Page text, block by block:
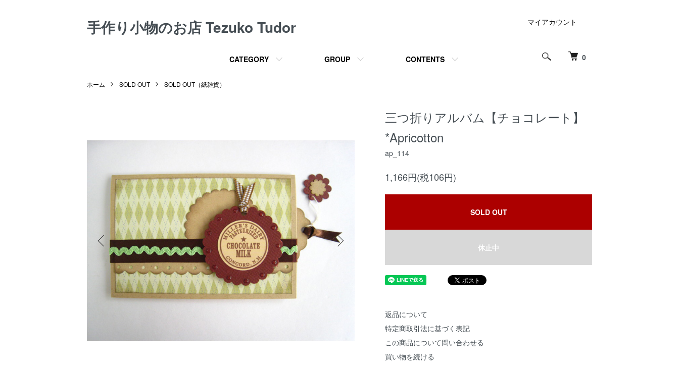
手作り小物のお店 Tezuko Tudor
0
CATEGORY GROUP CONTENTS
マイアカウント
ホーム SOLD OUT SOLD OUT（紙雑貨）
三つ折りアルバム【チョコレート】
*Apricotton
ap_114
1,166円(税106円)
SOLD OUT
休止中
返品について
特定商取引法に基づく表記
この商品について問い合わせる
買い物を続ける